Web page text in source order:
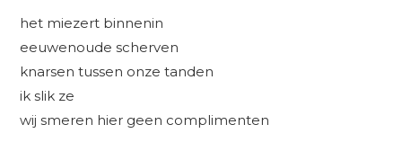
het miezert binnenin
eeuwenoude scherven
knarsen tussen onze tanden
ik slik ze
wij smeren hier geen complimenten